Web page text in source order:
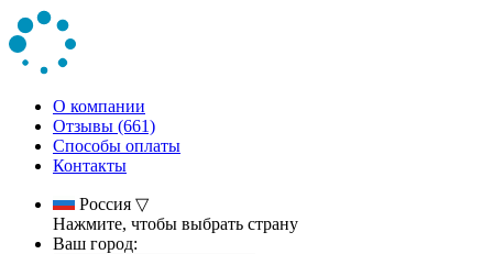
О компании
Отзывы (661)
Способы оплаты
Контакты
Россия ▽
Нажмите, чтобы выбрать страну
Ваш город: